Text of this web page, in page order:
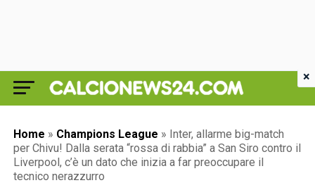
Home » Champions League » Inter, allarme big-match
per Chivu! Dalla serata “rossa di rabbia” a San Siro contro il
Liverpool, c’è un dato che inizia a far preoccupare il
tecnico nerazzurro
×